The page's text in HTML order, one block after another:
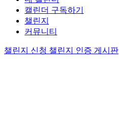
캘린더 구독하기
챌린지
커뮤니티
챌린지 신청 챌린지 인증 게시판